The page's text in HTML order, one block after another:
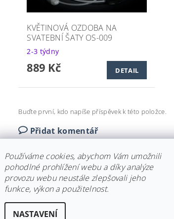
KVĚTINOVÁ OZDOBA NA
SVATEBNÍ ŠATY OS-009
2-3 týdny
889 Kč DETAIL
Buďte první, kdo napíše příspěvek k této položce.
Přidat komentář
práva vyhrazenaUpravit nastavení cookies
Používáme cookies, abychom Vám umožnili
pohodlné prohlížení webu a díky analýze
provozu webu neustále zlepšovali jeho
funkce, výkon a použitelnost.
NASTAVENÍ